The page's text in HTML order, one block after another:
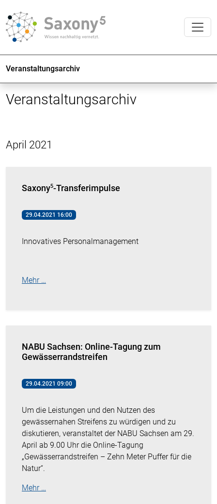
Veranstaltungsarchiv
Veranstaltungsarchiv
April 2021
Saxony⁵-Transferimpulse
29.04.2021 16:00
Innovatives Personalmanagement
Mehr …
NABU Sachsen: Online-Tagung zum
Gewässerrandstreifen
29.04.2021 09:00
Um die Leistungen und den Nutzen des
gewässernahen Streifens zu würdigen und zu
diskutieren, veranstaltet der NABU Sachsen am 29.
April ab 9.00 Uhr die Online-Tagung
„Gewässerrandstreifen – Zehn Meter Puffer für die
Natur“.
Mehr …